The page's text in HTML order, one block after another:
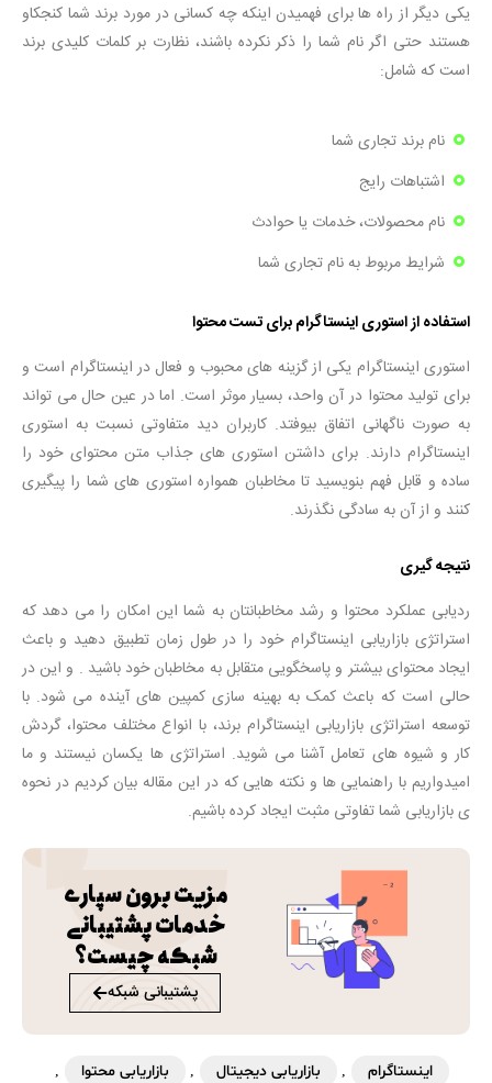
یکی دیگر از راه ها برای فهمیدن اینکه چه کسانی در مورد برند شما کنجکاو
هستند حتی اگر نام شما را ذکر نکرده باشند، نظارت بر کلمات کلیدی برند
است که شامل:
نام برند تجاری شما
اشتباهات رایج
نام محصولات، خدمات یا حوادث
شرایط مربوط به نام تجاری شما
استفاده از استوری اینستاگرام برای تست محتوا
استوری اینستاگرام یکی از گزینه های محبوب و فعال در اینستاگرام است و
برای تولید محتوا در آن واحد، بسیار موثر است. اما در عین حال می تواند
به صورت ناگهانی اتفاق بیوفتد. کاربران دید متفاوتی نسبت به استوری
اینستاگرام دارند. برای داشتن استوری های جذاب متن محتوای خود را
ساده و قابل فهم بنویسید تا مخاطبان همواره استوری های شما را پیگیری
کنند و از آن به سادگی نگذرند.
نتیجه گیری
ردیابی عملکرد محتوا و رشد مخاطبانتان به شما این امکان را می دهد که
استراتژی بازاریابی اینستاگرام خود را در طول زمان تطبیق دهید و باعث
ایجاد محتوای بیشتر و پاسخگویی متقابل به مخاطبان خود باشید . و این در
حالی است که باعث کمک به بهینه سازی کمپین های آینده می شود. با
توسعه استراتژی بازاریابی اینستاگرام برند، با انواع مختلف محتوا، گردش
کار و شیوه های تعامل آشنا می شوید. استراتژی ها یکسان نیستند و ما
امیدواریم با راهنمایی ها و نکته هایی که در این مقاله بیان کردیم در نحوه
ی بازاریابی شما تفاوتی مثبت ایجاد کرده باشیم.
مزیت برون سپاری
خدمات پشتیبانی
شبکه چیست؟
پشتیبانی شبکه
اینستاگرام , بازاریابی دیجیتال , بازاریابی محتوا
,